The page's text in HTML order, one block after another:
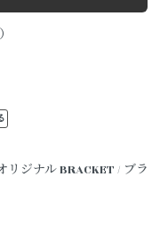
リジナルBRACKET / ブラ